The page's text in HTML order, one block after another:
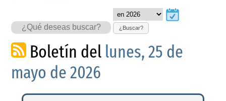
¿Buscar?
Boletín del lunes, 25 de
mayo de 2026